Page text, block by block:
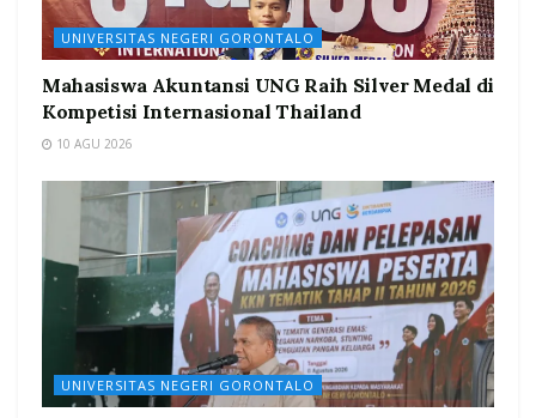
UNIVERSITAS NEGERI GORONTALO
Mahasiswa Akuntansi UNG Raih Silver Medal di
Kompetisi Internasional Thailand
10 AGU 2026
UNIVERSITAS NEGERI GORONTALO